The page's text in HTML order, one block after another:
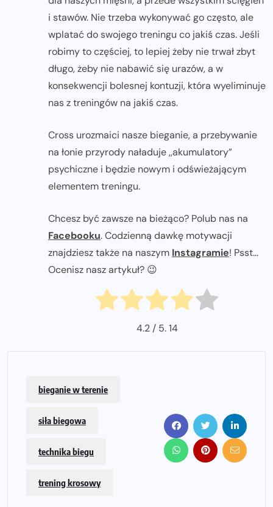
i stawów. Nie trzeba wykonywać go często, ale
wplatać do swojego treningu co jakiś czas. Jeśli
robimy to częściej, to lepiej żeby nie trwał zbyt
długo, żeby nie nabawić się urazów, a w
konsekwencji bolesnej kontuzji, która wyeliminuje
nas z treningów na jakiś czas.
Cross urozmaici nasze bieganie, a przebywanie
na łonie przyrody naładuje ,,akumulatory”
psychiczne i będzie nowym i odświeżającym
elementem treningu.
Chcesz być zawsze na bieżąco? Polub nas na
Facebooku. Codzienną dawkę motywacji
znajdziesz także na naszym Instagramie! Psst...
Ocenisz nasz artykuł? 😉
4.2/ 5.14
bieganie w terenie
siła biegowa
technika biegu
trening krosowy